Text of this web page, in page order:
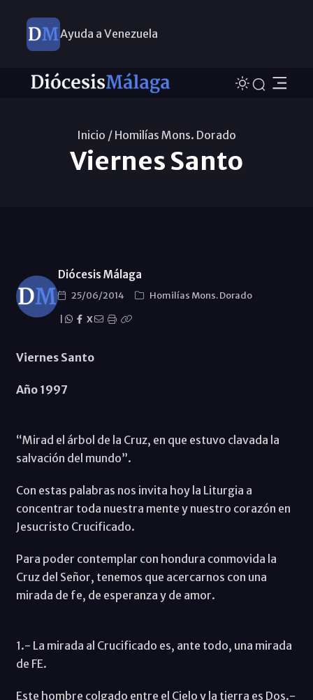
Ayuda a Venezuela
Inicio / Homilías Mons. Dorado
Viernes Santo
Diócesis Málaga
25/06/2014
Homilías Mons. Dorado
X
Viernes Santo
Año 1997
“Mirad el árbol de la Cruz, en que estuvo clavada la
salvación del mundo”.
Con estas palabras nos invita hoy la Liturgia a
concentrar toda nuestra mente y nuestro corazón en
Jesucristo Crucificado.
Para poder contemplar con hondura conmovida la
Cruz del Señor, tenemos que acercarnos con una
mirada de fe, de esperanza y de amor.
1.- La mirada al Crucificado es, ante todo, una mirada
de FE.
Este hombre colgado entre el Cielo y la tierra es Dos.-